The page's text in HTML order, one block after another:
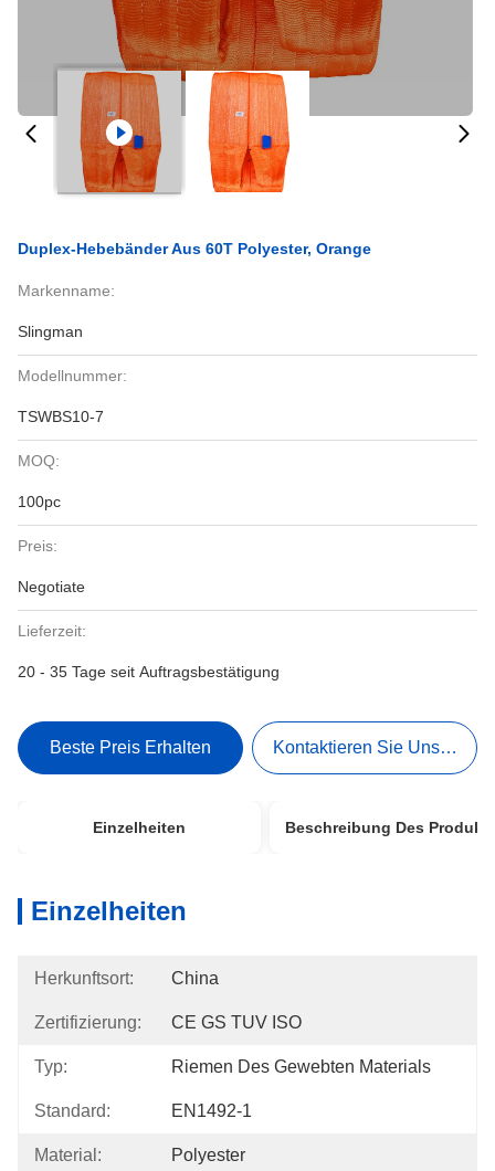
Duplex-Hebebänder Aus 60T Polyester, Orange
Markenname:
Slingman
Modellnummer:
TSWBS10-7
MOQ:
100pc
Preis:
Negotiate
Lieferzeit:
20 - 35 Tage seit Auftragsbestätigung
Beste Preis Erhalten Kontaktieren Sie Uns Jetzt
Einzelheiten Beschreibung Des
Einzelheiten
Herkunftsort: China
Zertifizierung: CE GS TUV ISO
Typ: Riemen Des Gewebten Materials
Standard: EN1492-1
Material: Polyester